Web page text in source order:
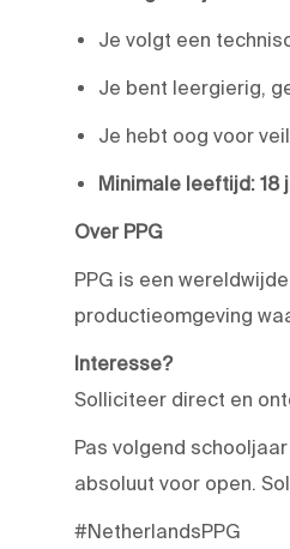
Je volgt een
Je bent leergierig,
Je hebt oog voor
Minimale leeftijd: 18
Over PPG
PPG is een
productieomgeving
Interesse?
Solliciteer direct en
Pas volgend schooljaar
absoluut voor open.
#NetherlandsPPG